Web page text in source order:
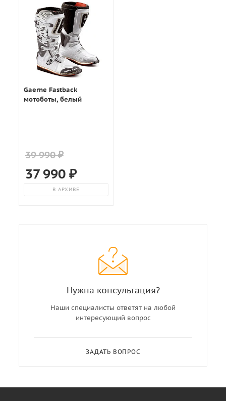
Gaerne Fastback
мотоботы, белый
39 990 ₽
37 990₽
В АРХИВЕ
Нужна консультация?
Наши специалисты ответят на любой
интересующий вопрос
ЗАДАТЬ ВОПРОС